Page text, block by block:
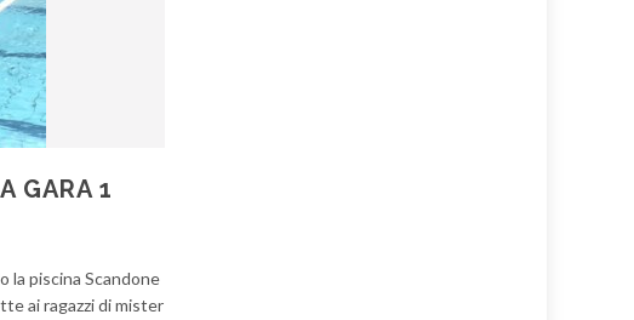
GARA 1
la piscina Scandone
ai ragazzi di mister